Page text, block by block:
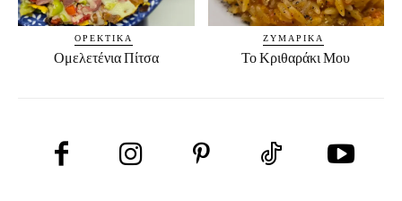
ΟΡΕΚΤΙΚΆ
Ομελετένια Πίτσα
ΖΥΜΑΡΙΚΆ
Το Κριθαράκι Μου